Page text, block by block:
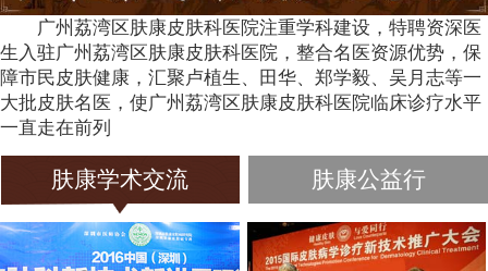
广州荔湾区肤康皮肤科医院注重学科建设，特聘资深医
生入驻广州荔湾区肤康皮肤科医院，整合名医资源优势，保
障市民皮肤健康，汇聚卢植生、田华、郑学毅、吴月志等一
大批皮肤名医，使广州荔湾区肤康皮肤科医院临床诊疗水平
一直走在前列
肤康学术交流 肤康公益行